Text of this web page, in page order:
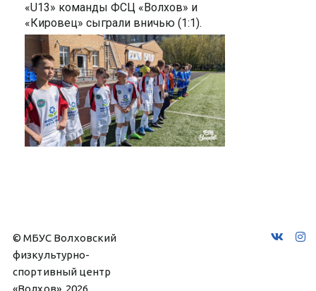
«U13» команды ФСЦ «Волхов» и
«Кировец» сыграли вничью (1:1).
© МБУС Волховский
физкультурно-
спортивный центр